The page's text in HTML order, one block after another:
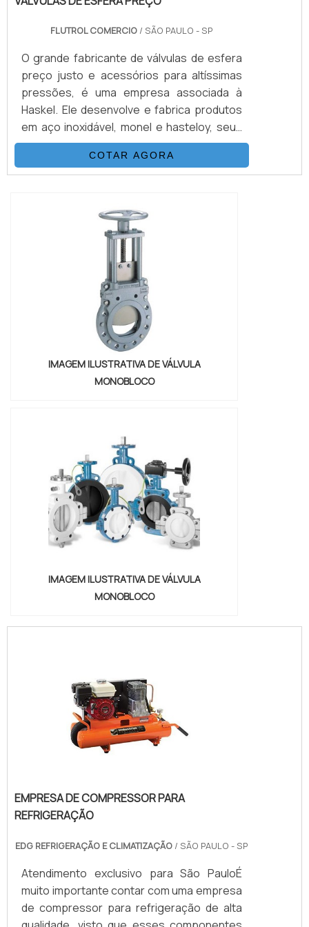
FLUTROL COMERCIO / SÃO PAULO - SP
O grande fabricante de válvulas de esfera
preço justo e acessórios para altíssimas
pressões, é uma empresa associada à
Haskel. Ele desenvolve e fabrica produtos
em aço inoxidável, monel e hasteloy, seus
principais ítens são Válvulas Esfera, Agulha,
Retenção, Tubos Conexões e Niple.
Também fornece equipamentos para sub-
Suas principais aplicações são sistemas
hidráulicos, equipamentos e sistemas para
COTAR AGORA
IMAGEM ILUSTRATIVA DE VÁLVULA
MONOBLOCO
IMAGEM ILUSTRATIVA DE VÁLVULA
MONOBLOCO
EMPRESA DE COMPRESSOR PARA
REFRIGERAÇÃO
EDG REFRIGERAÇÃO E CLIMATIZAÇÃO / SÃO PAULO - SP
Atendimento exclusivo para São PauloÉ
muito importante contar com uma empresa
de compressor para refrigeração de alta